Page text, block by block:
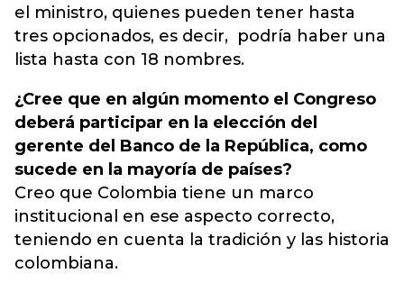
el ministro, quienes pueden tener hasta
tres opcionados, es decir, podría haber una
lista hasta con 18 nombres.
¿Cree que en algún momento el Congreso
deberá participar en la elección del
gerente del Banco de la República, como
sucede en la mayoría de países?
Creo que Colombia tiene un marco
institucional en ese aspecto correcto,
teniendo en cuenta la tradición y las historia
colombiana.